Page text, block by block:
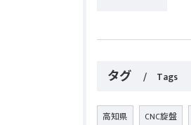
タグ Tags
高知県 CNC旋盤